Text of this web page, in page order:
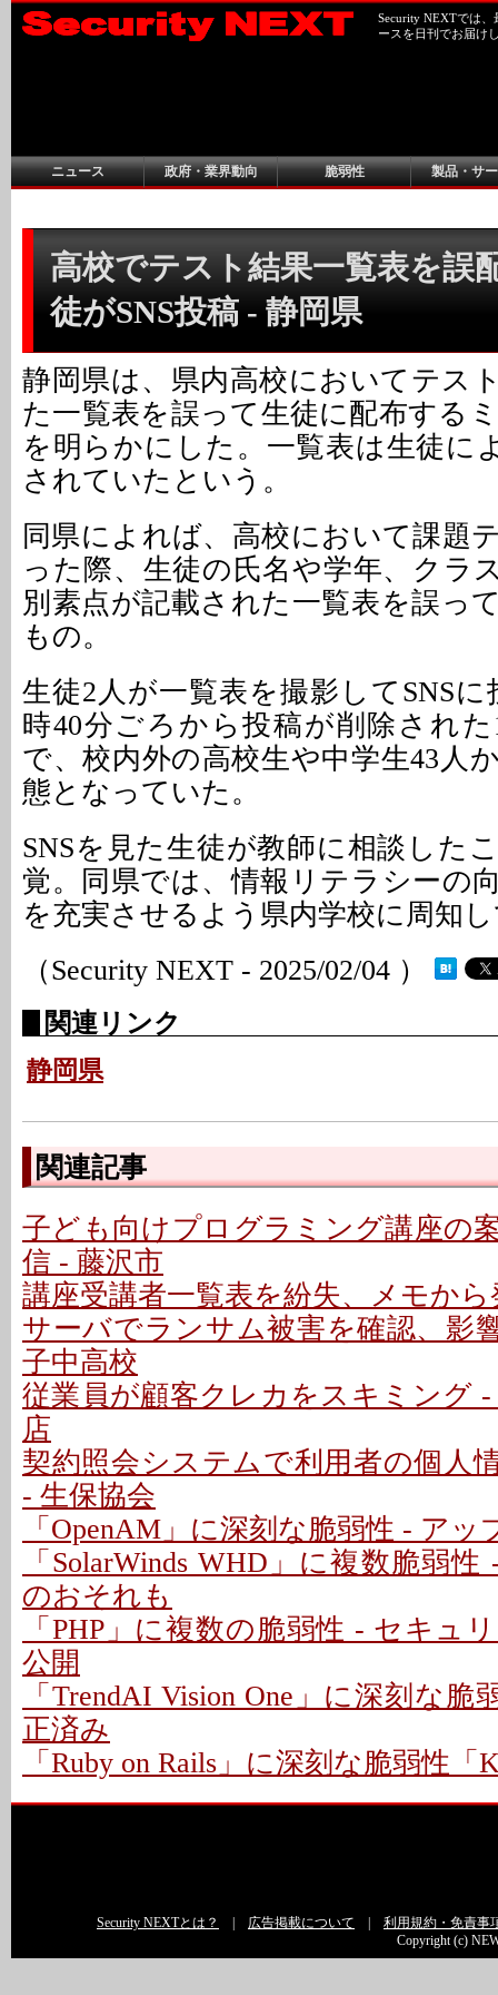
Security NEXTでは
ースを日刊でお届け
ニュース 政府・業界動向 脆弱性 製品・サ
高校でテスト結果一覧表を誤
徒がSNS投稿 - 静岡県
静岡県は、県内高校においてテス
た一覧表を誤って生徒に配布する
を明らかにした。一覧表は生徒に
されていたという。
同県によれば、高校において課題
った際、生徒の氏名や学年、クラ
別素点が記載された一覧表を誤っ
もの。
生徒2人が一覧表を撮影してSNSに
時40分ごろから投稿が削除され
で、校内外の高校生や中学生43人
態となっていた。
SNSを見た生徒が教師に相談した
覚。同県では、情報リテラシーの
を充実させるよう県内学校に周知
（Security NEXT - 2025/02/04 ）
関連リンク
静岡県
関連記事
子ども向けプログラミング講座の
信 - 藤沢市
講座受講者一覧表を紛失、メモか
サーバでランサム被害を確認、影
子中高校
従業員が顧客クレカをスキミング
店
契約照会システムで利用者の個人
- 生保協会
「OpenAM」に深刻な脆弱性 - ア
「SolarWinds WHD」に複数脆弱
のおそれも
「PHP」に複数の脆弱性 - セキュ
公開
「TrendAI Vision One」に深刻な脆
正済み
「Ruby on Rails」に深刻な脆弱性「
Security NEXTとは？ 広告掲載について
利用規約・免責事
Copyright (c)